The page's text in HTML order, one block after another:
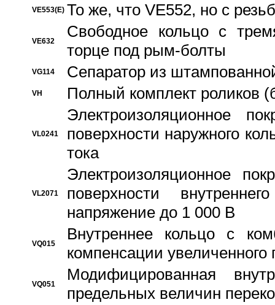
VE553(E) То же, что VE552, но с
VE632
Свободное кольцо с
торце под рым-болты
VG114 Сепаратор из
VH Полный комплект роликов
VL0241
Электроизоляционное
поверхности наружного
тока
VL2071
Электроизоляционное
поверхности
напряжение до 1 000 В
VQ015
Bнутреннее кольцо с
компенсации увеличенного
VQ051
Модифицированная
предельных величин